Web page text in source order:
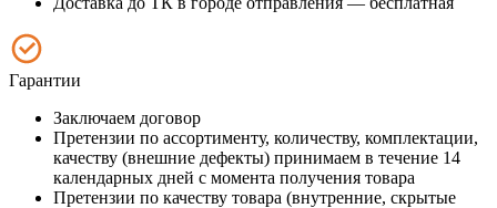
Гарантии
Заключаем договор
Претензии по ассортименту, количеству, комплектации,
качеству (внешние дефекты) принимаем в течение 14
календарных дней с момента получения товара
Претензии по качеству товара (внутренние, скрытые